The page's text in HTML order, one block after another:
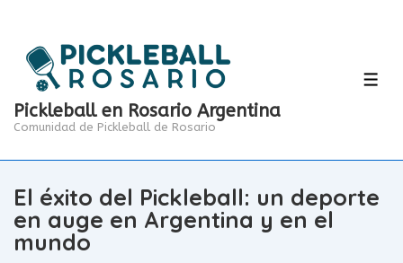
contenido
principal
Pickleball en Rosario Argentina
Comunidad de Pickleball de Rosario
El éxito del Pickleball: un deporte
en auge en Argentina y en el
mundo